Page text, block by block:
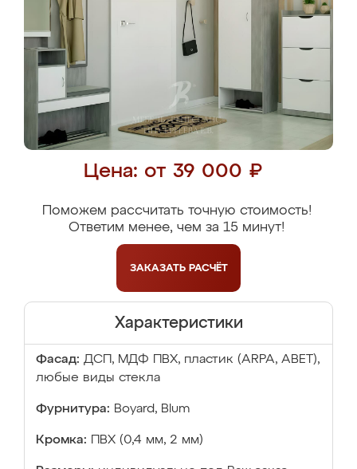
Цена: от 39 000 ₽
Поможем рассчитать точную стоимость!
Ответим менее, чем за 15 минут!
ЗАКАЗАТЬ РАСЧЁТ
Характеристики
Фасад: ДСП, МДФ ПВХ, пластик (ARPA, ABET),
любые виды стекла
Фурнитура: Boyard, Blum
Кромка: ПВХ (0,4 мм, 2 мм)